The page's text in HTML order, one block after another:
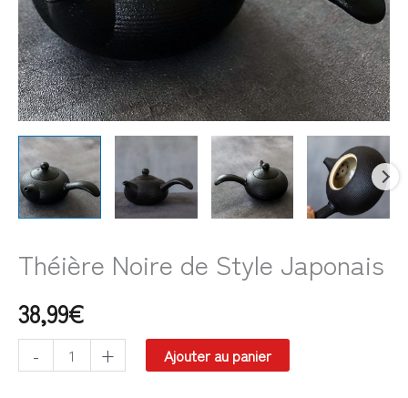
Théière Noire de Style Japonais
38,99€
- + Ajouter au panier